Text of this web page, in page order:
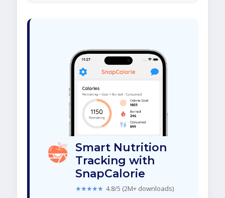
Smart Nutrition
Tracking with
SnapCalorie
★★★★★ 4.8/5 (2M+ downloads)